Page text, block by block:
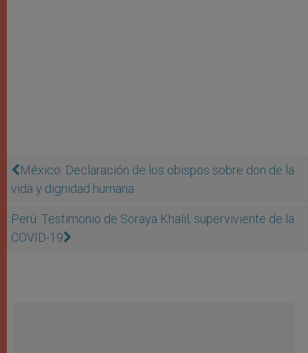
México: Declaración de los obispos sobre don de la
vida y dignidad humana
Perú: Testimonio de Soraya Khalil, superviviente de la
COVID-19